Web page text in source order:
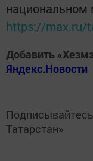
https://max.ru/
Добавить
Яндекс.Новости
Татарстан»